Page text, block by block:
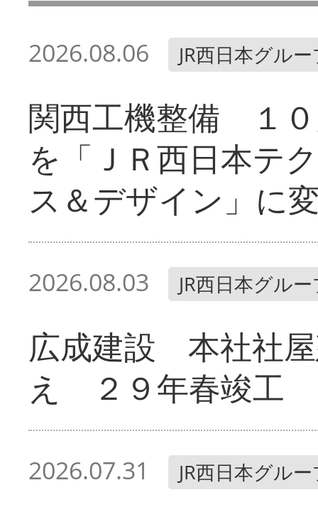
2026.08.06 JR西日本グル
関西工機整備 １
を「ＪＲ西日本テ
ス＆デザイン」に
2026.08.03 JR西日本グル
広成建設 本社社
え ２９年春竣工
2026.07.31 JR西日本グル